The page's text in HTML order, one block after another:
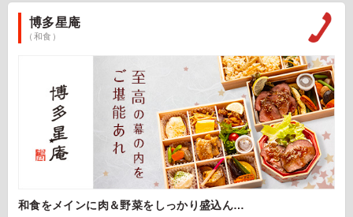
博多星庵
（和食）
和食をメインに肉＆野菜をしっかり盛込ん…